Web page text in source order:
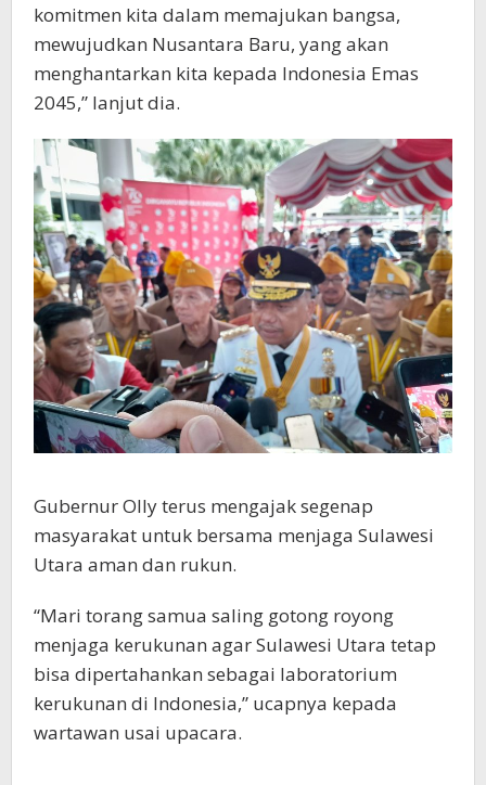
komitmen kita dalam memajukan bangsa,
mewujudkan Nusantara Baru, yang akan
menghantarkan kita kepada Indonesia Emas
2045,” lanjut dia.
Gubernur Olly terus mengajak segenap
masyarakat untuk bersama menjaga Sulawesi
Utara aman dan rukun.
“Mari torang samua saling gotong royong
menjaga kerukunan agar Sulawesi Utara tetap
bisa dipertahankan sebagai laboratorium
kerukunan di Indonesia,” ucapnya kepada
wartawan usai upacara.